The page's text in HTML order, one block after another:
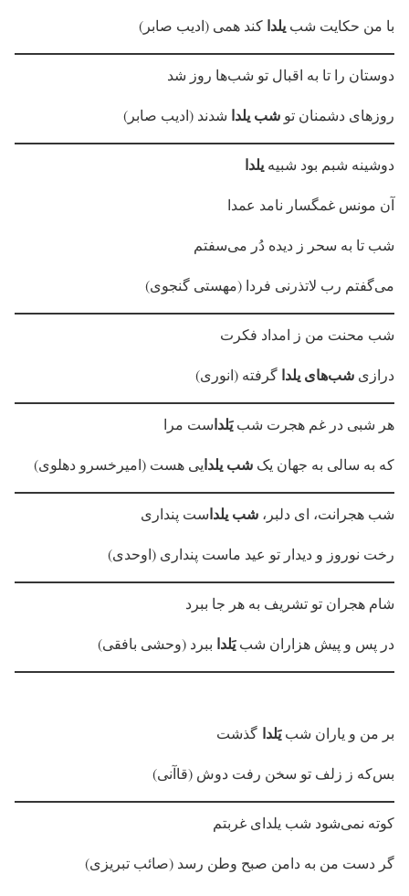
با من حکایت شب یلدا کند همی (ادیب صابر)
دوستان را تا به اقبال تو شب‌ها روز شد
روزهای دشمنان تو شب یلدا شدند (ادیب صابر)
دوشینه شبم بود شبیه یلدا
آن مونس غمگسار نامد عمدا
شب تا به سحر ز دیده دُر می‌سفتم
می‌گفتم رب لاتذرنی فردا (مهستی گنجوی)
شب محنت من ز امداد فکرت
درازی شب‌های یلدا گرفته (انوری)
هر شبی در غم هجرت شبیَلداست مرا
که به سالی به جهان یک شب یلدایی هست (امیرخسرو دهلوی)
شب هجرانت، ای دلبر، شب یلداست پنداری
رخت نوروز و دیدار تو عید ماست پنداری (اوحدی)
شام هجران تو تشریف به هر جا ببرد
در پس و پیش هزاران شبیَلدا ببرد (وحشی بافقی)
بر من و یاران شبیَلدا گذشت
بس‌که ز زلف تو سخن رفت دوش (قاآنی)
کوته نمی‌شود شب یلدای غربتم
گر دست من به دامن صبح وطن رسد (صائب تبریزی)